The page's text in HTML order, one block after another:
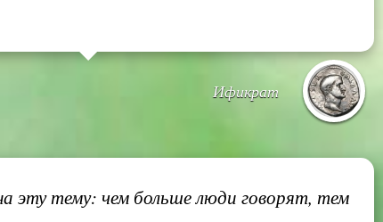
Ификрат
эту тему: чем больше люди говорят, тем